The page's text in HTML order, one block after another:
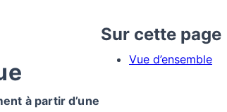
Sur cette page
Vue d’ensemble
à partir d’une